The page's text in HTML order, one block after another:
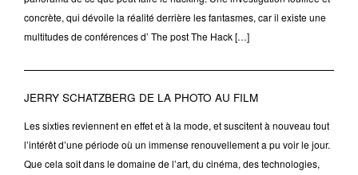
concrète, qui dévoile la réalité derrière les fantasmes, car il existe une
multitudes de conférences d’ The post The Hack […]
JERRY SCHATZBERG DE LA PHOTO AU FILM
Les sixties reviennent en effet et à la mode, et suscitent à nouveau tout
l’intérêt d’une période où un immense renouvellement a pu voir le jour.
Que cela soit dans le domaine de l’art, du cinéma, des technologies,